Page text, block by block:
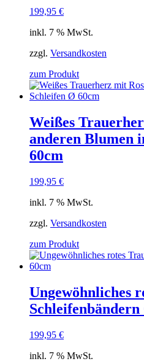
199,95 €
inkl. 7 % MwSt.
zzgl. Versandkosten
zum Produkt
Weißes
anderen Blumen
60cm
199,95 €
inkl. 7 % MwSt.
zzgl. Versandkosten
zum Produkt
Ungewöhnliches
199,95 €
inkl. 7 % MwSt.